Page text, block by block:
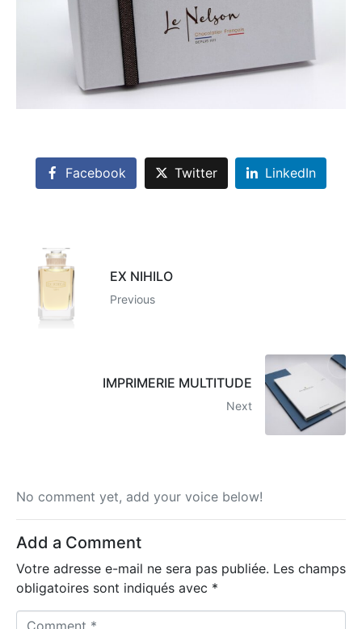
Facebook Twitter LinkedIn
EX NIHILO
Previous
IMPRIMERIE MULTITUDE
Next
No comment yet, add your voice below!
Add a Comment
Votre adresse e-mail ne sera pas publiée. Les champs
obligatoires sont indiqués avec *
Comment *